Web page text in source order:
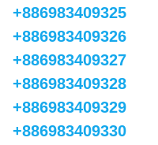
+886983409325
+886983409326
+886983409327
+886983409328
+886983409329
+886983409330